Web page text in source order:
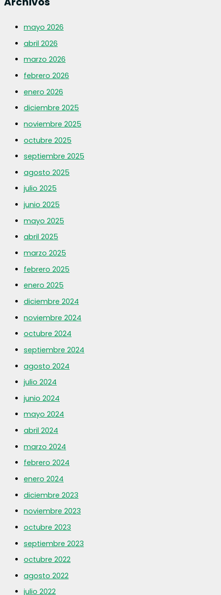
mayo 2026
abril 2026
marzo 2026
febrero 2026
enero 2026
diciembre 2025
noviembre 2025
octubre 2025
septiembre 2025
agosto 2025
julio 2025
junio 2025
mayo 2025
abril 2025
marzo 2025
febrero 2025
enero 2025
diciembre 2024
noviembre 2024
octubre 2024
septiembre 2024
agosto 2024
julio 2024
junio 2024
mayo 2024
abril 2024
marzo 2024
febrero 2024
enero 2024
diciembre 2023
noviembre 2023
octubre 2023
septiembre 2023
octubre 2022
agosto 2022
julio 2022